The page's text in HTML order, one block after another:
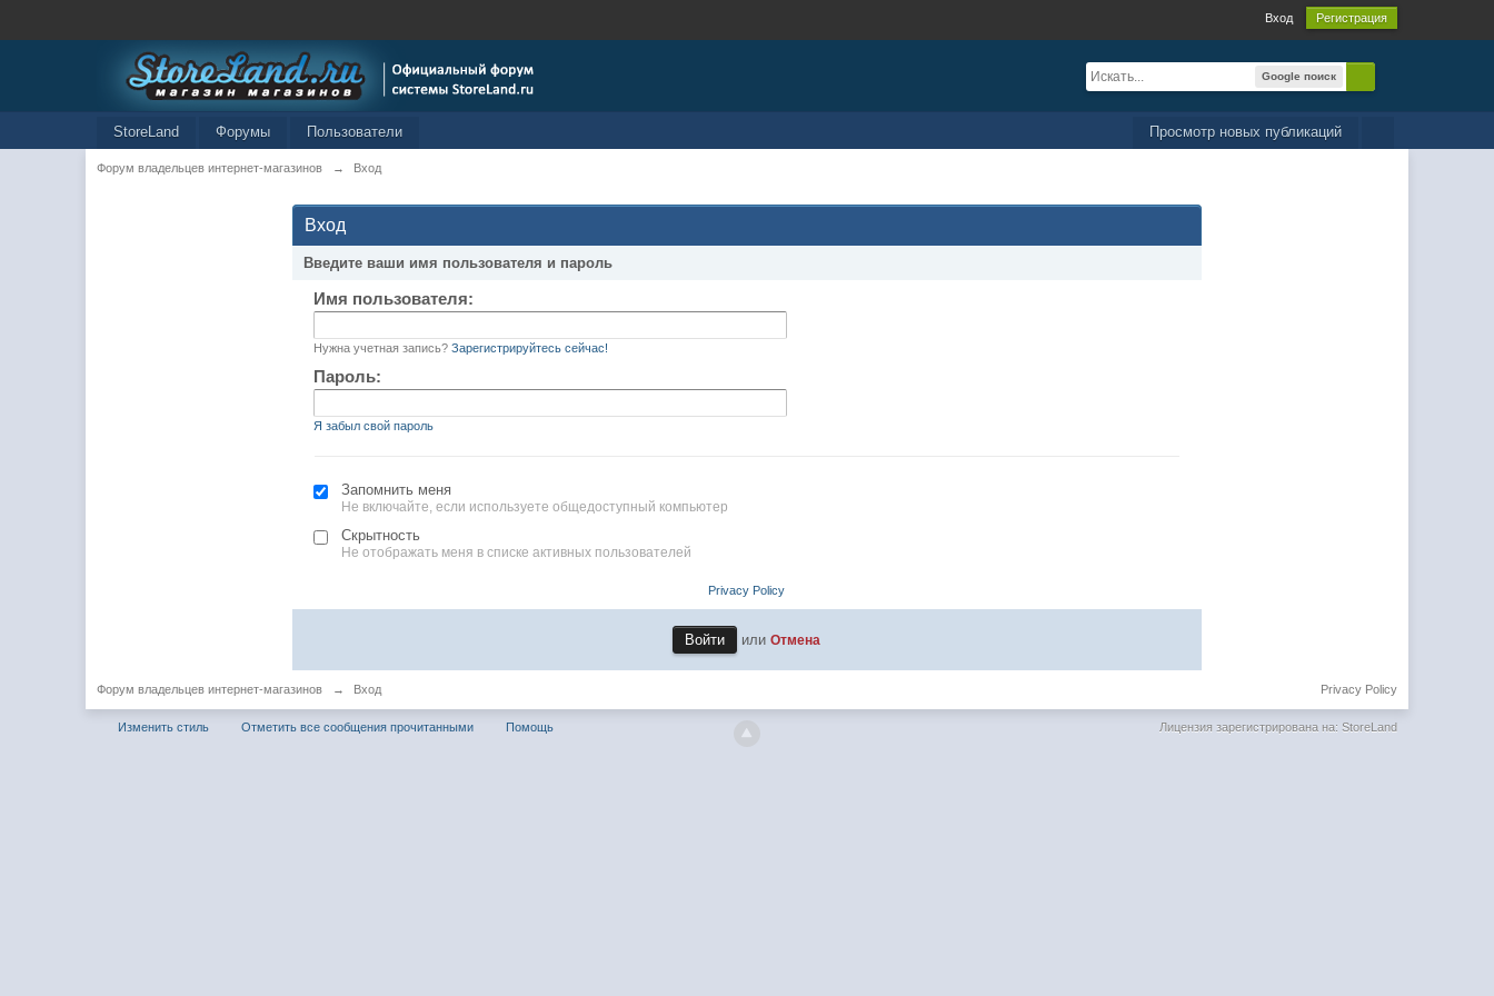
Вход Регистрация
Google поиск
Просмотр новых публикаций
StoreLand Форумы Пользователи
Форум владельцев интернет-магазинов → Вход
Вход
Введите ваши имя пользователя и пароль
Имя пользователя:
Нужна учетная запись? Зарегистрируйтесь сейчас!
Пароль:
Я забыл свой пароль
Запомнить меня
Не включайте, если используете общедоступный компьютер
Скрытность
Не отображать меня в списке активных пользователей
Privacy Policy
илиОтмена
Форум владельцев интернет-магазинов → Вход Privacy Policy
Изменить стиль Отметить все сообщения прочитанными Помощь Лицензия зарегистрирована на: StoreLand